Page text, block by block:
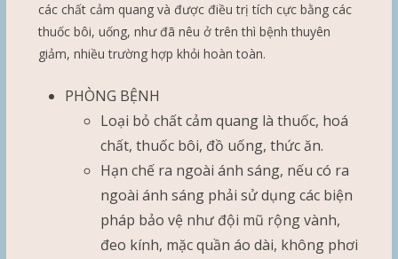
các chất cảm quang và được điều trị tích cực bằng các
thuốc bôi, uống, như đã nêu ở trên thì bệnh thuyên
giảm, nhiều trường hợp khỏi hoàn toàn.
PHÒNG BỆNH
Loại bỏ chất cảm quang là thuốc, hoá
chất, thuốc bôi, đồ uống, thức ăn.
Hạn chế ra ngoài ánh sáng, nếu có ra
ngoài ánh sáng phải sử dụng các biện
pháp bảo vệ như đội mũ rộng vành,
đeo kính, mặc quần áo dài, không phơi